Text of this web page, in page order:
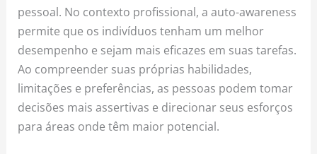
pessoal. No contexto profissional, a auto-awareness
permite que os indivíduos tenham um melhor
desempenho e sejam mais eficazes em suas tarefas.
Ao compreender suas próprias habilidades,
limitações e preferências, as pessoas podem tomar
decisões mais assertivas e direcionar seus esforços
para áreas onde têm maior potencial.